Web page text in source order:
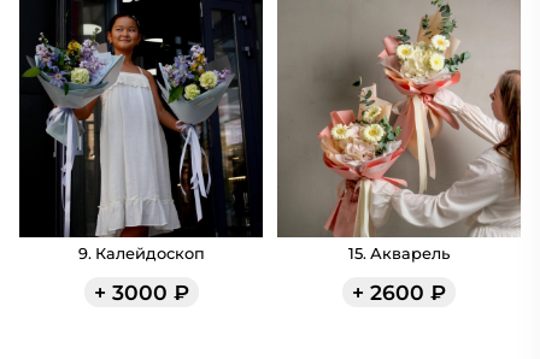
9. Калейдоскоп
+ 3000 ₽
15. Акварель
+ 2600 ₽